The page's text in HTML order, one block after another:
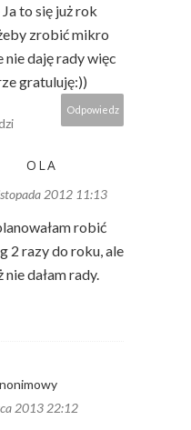
to się już rok
zrobić mikro
nie daję rady więc
gratuluję:))
Odpowiedz
OLA
2012 11:13
robić
2 razy do roku, ale
nie dałam rady.
2013 22:12